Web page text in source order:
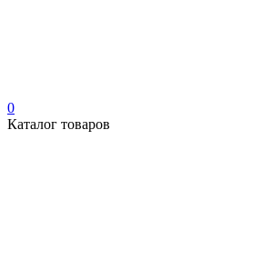
0
Каталог товаров